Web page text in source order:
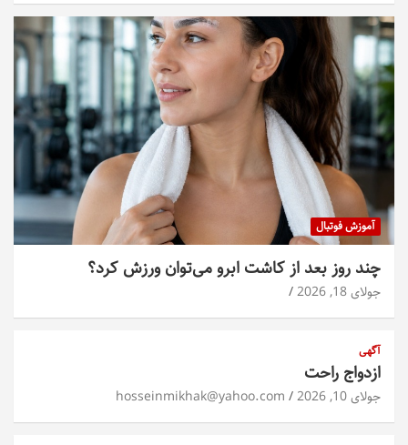
آموزش فوتبال
چند روز بعد از کاشت ابرو می‌توان ورزش کرد؟
جولای 18, 2026
آگهی
ازدواج راحت
جولای 10, 2026 hosseinmikhak@yahoo.com